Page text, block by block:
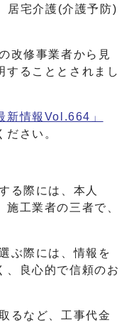
居宅介護(介護予防)
修事業者から見
することとされまし
新情報Vol.664」
ださい。
際には、本人
工業者の三者で、
際には、情報を
、良心的で信頼のお
など、工事代金